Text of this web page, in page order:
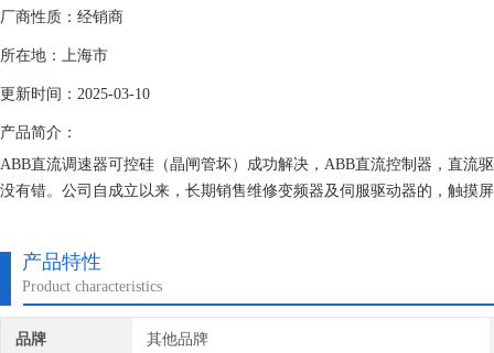
厂商性质：经销商
所在地：上海市
更新时间：2025-03-10
产品简介：
ABB直流调速器可控硅（晶闸管坏）成功解决，ABB直流控制器，直流
没有错。公司自成立以来，长期销售维修变频器及伺服驱动器的，触摸
产品特性
Product characteristics
品牌 其他品牌